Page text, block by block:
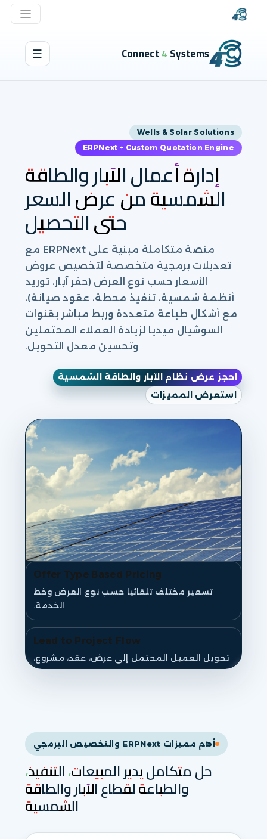
Connect 4 Systems
☰
Wells & Solar Solutions
ERPNext + Custom Quotation Engine
إدارة أعمال الآبار والطاقة
الشمسية من عرض السعر
حتى التحصيل
منصة متكاملة مبنية على ERPNext مع
تعديلات برمجية متخصصة لتخصيص عروض
الأسعار حسب نوع العرض (حفر آبار، توريد
أنظمة شمسية، تنفيذ محطة، عقود صيانة)،
مع أشكال طباعة متعددة وربط مباشر بقنوات
السوشيال ميديا لزيادة العملاء المحتملين
وتحسين معدل التحويل.
احجز عرض نظام الآبار والطاقة الشمسية
استعرض المميزات
Offer Type Based Pricing
تسعير مختلف تلقائيا حسب نوع العرض وخط
الخدمة.
Lead to Project Flow
تحويل العميل المحتمل إلى عرض، عقد، مشروع،
وفاتورة دون فجوات.
أهم مميزات ERPNext والتخصيص البرمجي
حل متكامل يدير المبيعات، التنفيذ،
والطباعة لقطاع الآبار والطاقة
الشمسية